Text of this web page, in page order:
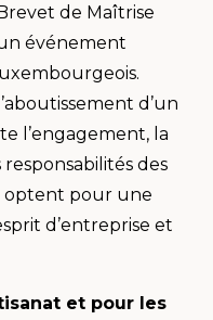
de Maîtrise
événement
d’un
l’engagement, la
des
optent pour une
d’entreprise et
et pour les